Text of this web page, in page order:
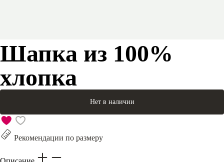
Шапка из 100%
хлопка
Нет в наличии
Рекомендации по размеру